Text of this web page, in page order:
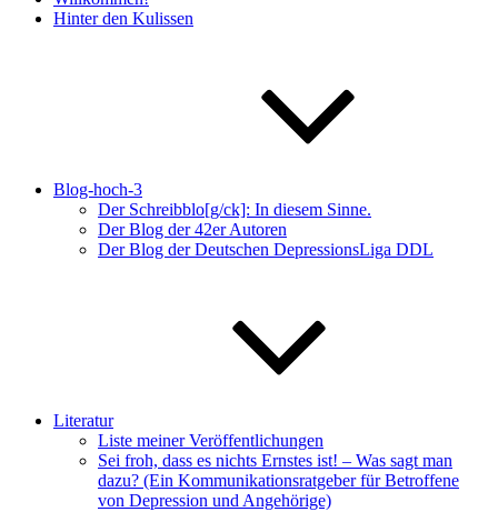
Hinter den Kulissen
Blog-hoch-3
Der Schreibblo[g/ck]: In diesem Sinne.
Der Blog der 42er Autoren
Der Blog der Deutschen DepressionsLiga DDL
Literatur
Liste meiner Veröffentlichungen
Sei froh, dass es nichts Ernstes ist! – Was sagt man
dazu? (Ein Kommunikationsratgeber für Betroffene
von Depression und Angehörige)